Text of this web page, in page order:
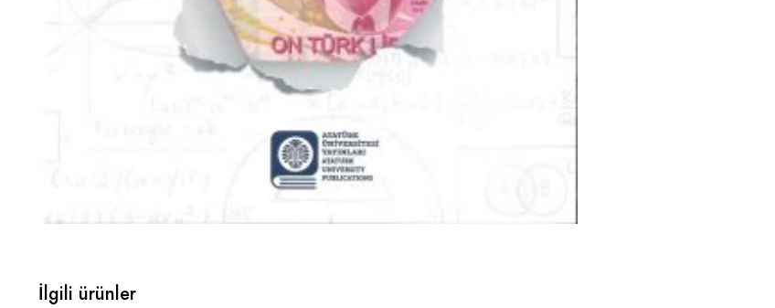
İlgili ürünler